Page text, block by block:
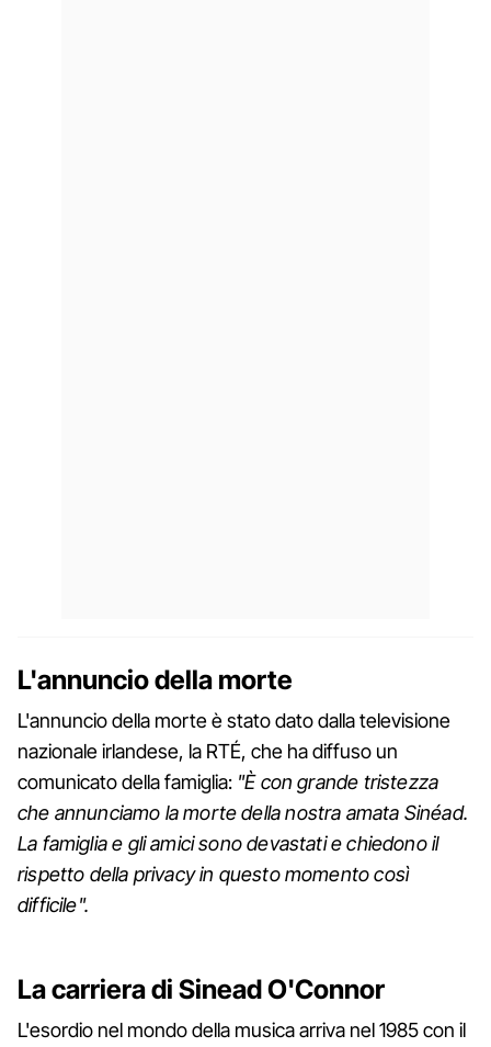
L'annuncio della morte
L'annuncio della morte è stato dato dalla televisione
nazionale irlandese, la RTÉ, che ha diffuso un
comunicato della famiglia: "È con grande tristezza
che annunciamo la morte della nostra amata Sinéad.
La famiglia e gli amici sono devastati e chiedono il
rispetto della privacy in questo momento così
difficile".
La carriera di Sinead O'Connor
L'esordio nel mondo della musica arriva nel 1985 con il